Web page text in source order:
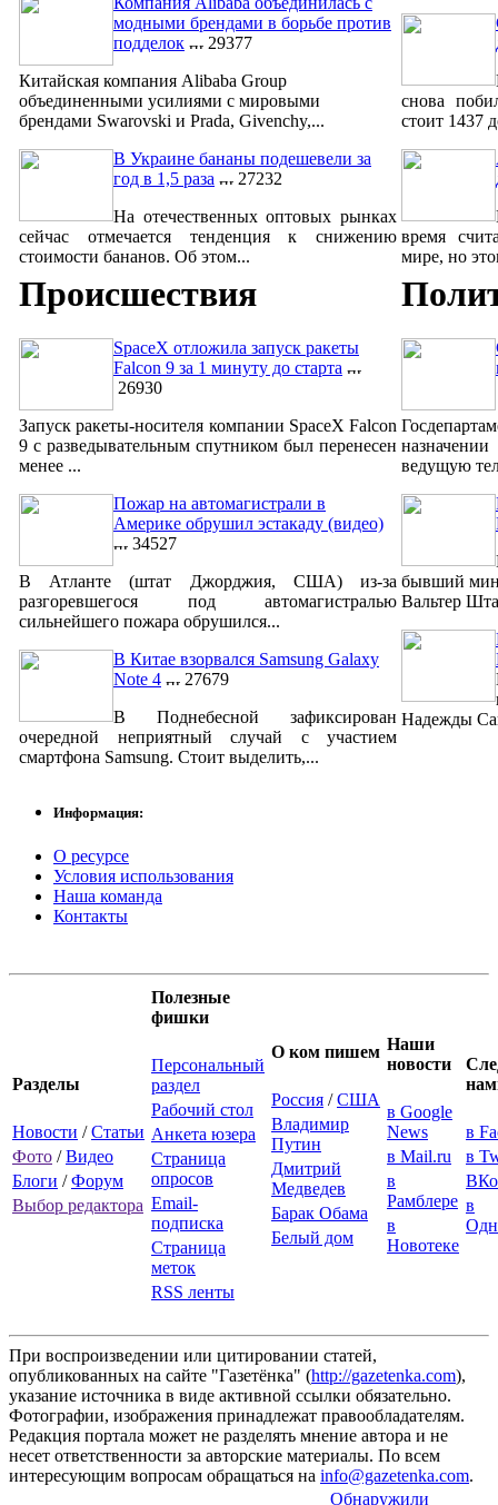
модными брендами в борьбе против
подделок
29377
Китайская компания Alibaba Group
объединенными усилиями с мировыми
брендами Swarovski и Prada, Givenchy,...
В Украине бананы подешевели за
год в 1,5 раза
27232
На отечественных оптовых рынках
сейчас отмечается тенденция к снижению
стоимости бананов. Об этом...
снова
стоит 1437
время
мире, но
Происшествия
SpaceX отложила запуск ракеты
Falcon 9 за 1 минуту до старта
26930
Запуск ракеты-носителя компании SpaceX Falcon
9 с разведывательным спутником был перенесен
менее ...
Пожар на автомагистрали в
Америке обрушил эстакаду (видео)
34527
В Атланте (штат Джорджия, США) из-за
разгоревшегося под автомагистралью
сильнейшего пожара обрушился...
В Китае взорвался Samsung Galaxy
Note 4
27679
В Поднебесной зафиксирован
очередной неприятный случай с участием
смартфона Samsung. Стоит выделить,...
ведущую
бывший
Вальтер
Надежды
Информация:
О ресурсе
Условия использования
Наша команда
Контакты
Разделы
Новости /Статьи
Фото /Видео
Блоги /Форум
Выбор редактора
Полезные
фишки
Персональный
раздел
Рабочий стол
Анкета юзера
Страница
опросов
Email-
подписка
Страница
меток
RSS ленты
О ком пишем
Россия /США
Владимир
Путин
Дмитрий
Медведев
Барак Обама
Белый дом
Наши
новости
в Google
News
в Mail.ru
в
Рамблере
в
Новотеке
в
в
в
При воспроизведении или цитировании статей,
опубликованных на сайте "Газетёнка" (http://gazetenka.com),
указание источника в виде активной ссылки обязательно.
Фотографии, изображения принадлежат правообладателям.
Редакция портала может не разделять мнение автора и не
несет ответственности за авторские материалы. По всем
интересующим вопросам обращаться на info@gazetenka.com.
Обнаружили